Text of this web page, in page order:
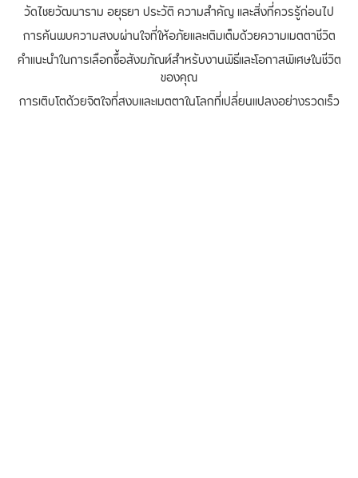
วัดไชยวัฒนาราม อยุธยา ประวัติ ความสำคัญ และสิ่งที่ควรรู้ก่อนไป
การค้นพบความสงบผ่านใจที่ให้อภัยและเติมเต็มด้วยความเมตตาชีวิต
คำแนะนำในการเลือกซื้อสังฆภัณฑ์สำหรับงานพิธีและโอกาสพิเศษในชีวิต
ของคุณ
การเติบโตด้วยจิตใจที่สงบและเมตตาในโลกที่เปลี่ยนแปลงอย่างรวดเร็ว